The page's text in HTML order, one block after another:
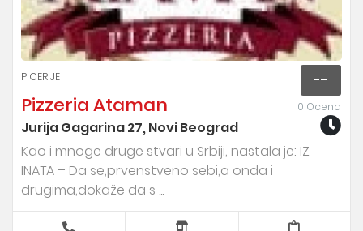
--
0 Ocena
PICERIJE
Pizzeria Ataman
Jurija Gagarina 27, Novi Beograd
Kao i mnoge druge stvari u Srbiji, nastala je: IZ
INATA – Da se,prvenstveno sebi,a onda i
drugima,dokaže da s ...